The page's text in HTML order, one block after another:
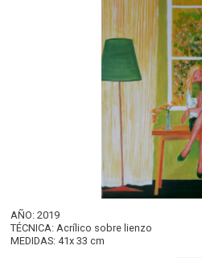
AÑO: 2019
TÉCNICA: Acrílico sobre lienzo
MEDIDAS: 41x 33 cm